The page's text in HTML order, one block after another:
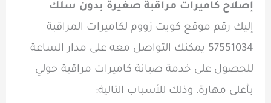
إصلاح كاميرات مراقبة صغيرة بدون سلك
إليك رقم موقع كويت زووم لكاميرات المراقبة
57551034 يمكنك التواصل معه على مدار الساعة
للحصول على خدمة صيانة كاميرات مراقبة حولي
بأعلى مهارة، وذلك للأسباب التالية: